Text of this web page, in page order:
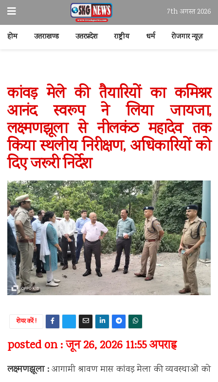
7th अगस्त 2026
होम उत्तराखण्ड उत्तरप्रदेश राष्ट्रीय धर्म रोजगार न्यूज़
कांवड़ मेले की तैयारियों का कमिश्नर
आनंद स्वरूप ने लिया जायजा,
लक्ष्मणझूला से नीलकंठ महादेव तक
किया स्थलीय निरीक्षण, अधिकारियों को
दिए जरूरी निर्देश
शेयर करें !
posted on : जून 26, 2026 11:55 अपराह्न
लक्ष्मणझूला :आगामी श्रावण मास कांवड़ मेला की व्यवस्थाओं को